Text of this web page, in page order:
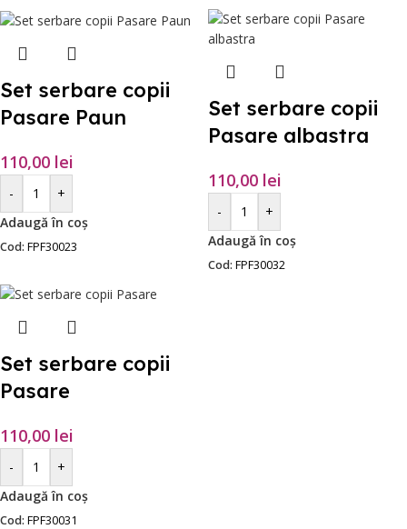
Set serbare copii
Pasare Paun
110,00 lei
-
+
Adaugă în coș
Cod: FPF30023
Set serbare copii
Pasare albastra
110,00 lei
-
+
Adaugă în coș
Cod: FPF30032
Set serbare copii
Pasare
110,00 lei
-
+
Adaugă în coș
Cod: FPF30031